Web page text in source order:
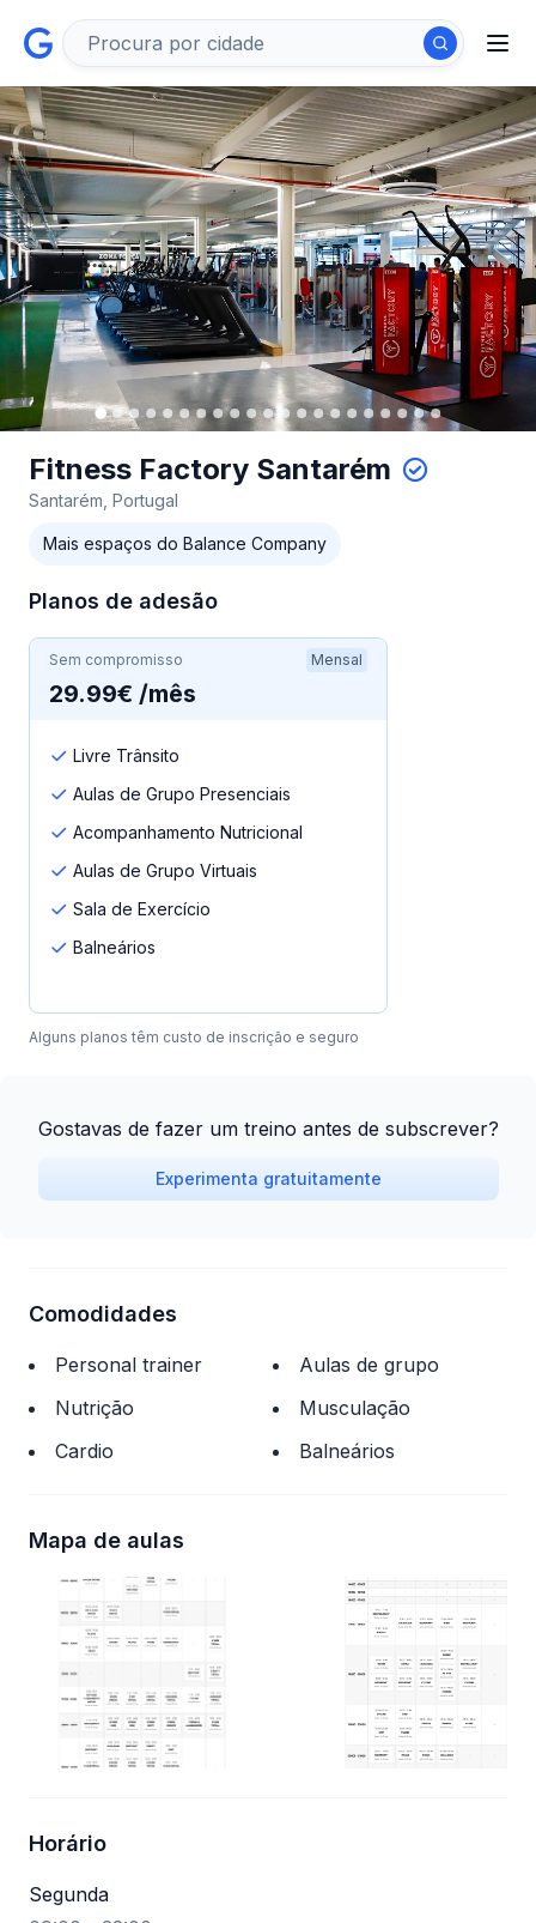
Fitness Factory Santarém
Santarém, Portugal
Mais espaços do Balance Company
Planos de adesão
Sem compromisso Mensal
29.99€ /mês
Livre Trânsito
Aulas de Grupo Presenciais
Acompanhamento Nutricional
Aulas de Grupo Virtuais
Sala de Exercício
Balneários
Alguns planos têm custo de inscrição e seguro
Gostavas de fazer um treino antes de subscrever?
Experimenta gratuitamente
Comodidades
Personal trainer
Aulas de grupo
Nutrição
Musculação
Cardio
Balneários
Mapa de aulas
Horário
Segunda